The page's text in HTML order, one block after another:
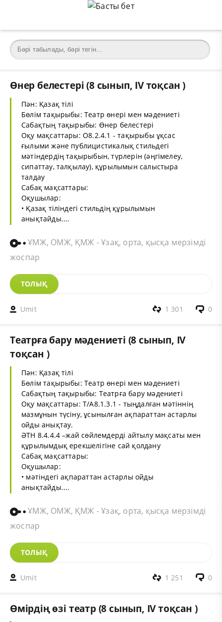
Өнер белестері (8 сынып, IV тоқсан )
Пән: Қазақ тілі
Бөлім тақырыбы: Театр өнері мен мәдениеті
Сабақтың тақырыбы: Өнер белестері
Оқу мақсаттары: О8.2.4.1 - тақырыбы ұқсас
ғылыми және публицистикалық стильдегі
мәтіндердің тақырыбын, түрлерін (әңгімелеу,
сипаттау, талқылау), құрылымын салыстыра
талдау
Сабақ мақсаттары:
Оқушылар:
• Қазақ тіліндегі стильдің құрылымын
анықтайды....
ҰМЖ, ОМЖ, ҚМЖ - Ұзақ, орта, қысқа мерзімді
жоспар
ТОЛЫҚ
Umit 0
1 301
Театрға бару мәдениеті (8 сынып, IV
тоқсан )
Пән: Қазақ тілі
Бөлім тақырыбы: Театр өнері мен мәдениеті
Сабақтың тақырыбы: Театрға бару мәдениеті
Оқу мақсаттары: Т/А8.1.3.1 - тыңдалған мәтіннің
мазмұнын түсіну, ұсынылған ақпараттан астарлы
ойды анықтау.
ӘТН 8.4.4.4 –жай сөйлемдерді айтылу мақсаты мен
құрылымдық ерекшелігіне сай қолдану
Сабақ мақсаттары:
Оқушылар:
• мәтіндегі ақпараттан астарлы ойды
анықтайды....
ҰМЖ, ОМЖ, ҚМЖ - Ұзақ, орта, қысқа мерзімді
жоспар
ТОЛЫҚ
Umit 0
1 251
Өмірдің өзі театр (8 сынып, IV тоқсан )